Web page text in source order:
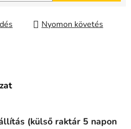
Nyomon követés
(külső raktár 5 napon